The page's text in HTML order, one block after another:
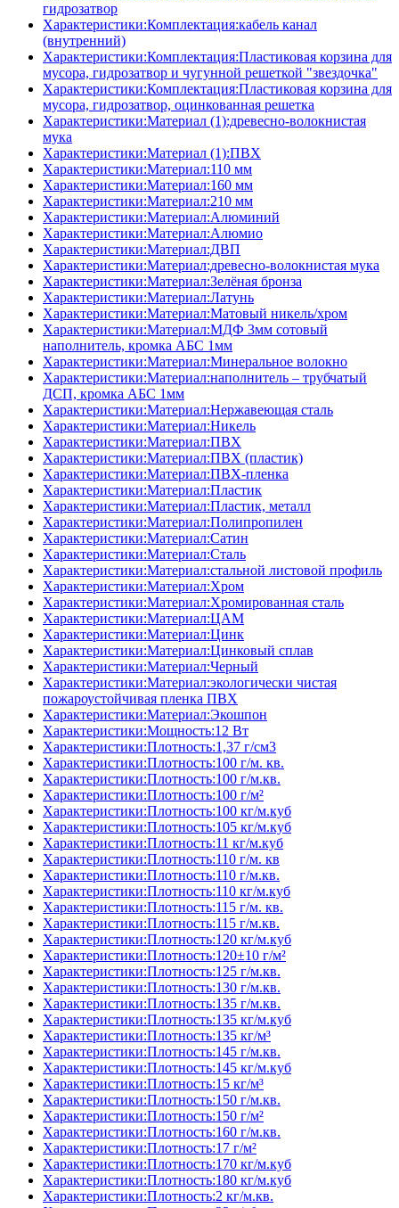
гидрозатвор
Характеристики:Комплектация:кабель канал
(внутренний)
Характеристики:Комплектация:Пластиковая корзина для
мусора, гидрозатвор и чугунной решеткой "звездочка"
Характеристики:Комплектация:Пластиковая корзина для
мусора, гидрозатвор, оцинкованная решетка
Характеристики:Материал (1):древесно-волокнистая
мука
Характеристики:Материал (1):ПВХ
Характеристики:Материал:110 мм
Характеристики:Материал:160 мм
Характеристики:Материал:210 мм
Характеристики:Материал:Алюминий
Характеристики:Материал:Алюмио
Характеристики:Материал:ДВП
Характеристики:Материал:древесно-волокнистая мука
Характеристики:Материал:Зелёная бронза
Характеристики:Материал:Латунь
Характеристики:Материал:Матовый никель/хром
Характеристики:Материал:МДФ 3мм сотовый
наполнитель, кромка AБC 1мм
Характеристики:Материал:Минеральное волокно
Характеристики:Материал:наполнитель – трубчатый
ДСП, кромка AБC 1мм
Характеристики:Материал:Нержавеющая сталь
Характеристики:Материал:Никель
Характеристики:Материал:ПВХ
Характеристики:Материал:ПВХ (пластик)
Характеристики:Материал:ПВХ-пленка
Характеристики:Материал:Пластик
Характеристики:Материал:Пластик, металл
Характеристики:Материал:Полипропилен
Характеристики:Материал:Сатин
Характеристики:Материал:Сталь
Характеристики:Материал:стальной листовой профиль
Характеристики:Материал:Хром
Характеристики:Материал:Хромированная сталь
Характеристики:Материал:ЦАМ
Характеристики:Материал:Цинк
Характеристики:Материал:Цинковый сплав
Характеристики:Материал:Черный
Характеристики:Материал:экологически чистая
пожароустойчивая пленка ПВХ
Характеристики:Материал:Экошпон
Характеристики:Мощность:12 Вт
Характеристики:Плотность:1,37 г/см3
Характеристики:Плотность:100 г/м. кв.
Характеристики:Плотность:100 г/м.кв.
Характеристики:Плотность:100 г/м²
Характеристики:Плотность:100 кг/м.куб
Характеристики:Плотность:105 кг/м.куб
Характеристики:Плотность:11 кг/м.куб
Характеристики:Плотность:110 г/м. кв
Характеристики:Плотность:110 г/м.кв.
Характеристики:Плотность:110 кг/м.куб
Характеристики:Плотность:115 г/м. кв.
Характеристики:Плотность:115 г/м.кв.
Характеристики:Плотность:120 кг/м.куб
Характеристики:Плотность:120±10 г/м²
Характеристики:Плотность:125 г/м.кв.
Характеристики:Плотность:130 г/м.кв.
Характеристики:Плотность:135 г/м.кв.
Характеристики:Плотность:135 кг/м.куб
Характеристики:Плотность:135 кг/м³
Характеристики:Плотность:145 г/м.кв.
Характеристики:Плотность:145 кг/м.куб
Характеристики:Плотность:15 кг/м³
Характеристики:Плотность:150 г/м.кв.
Характеристики:Плотность:150 г/м²
Характеристики:Плотность:160 г/м.кв.
Характеристики:Плотность:17 г/м²
Характеристики:Плотность:170 кг/м.куб
Характеристики:Плотность:180 кг/м.куб
Характеристики:Плотность:2 кг/м.кв.